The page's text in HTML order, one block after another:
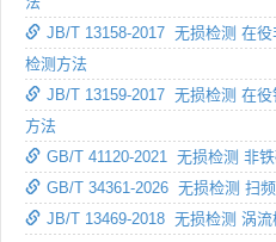
JB/T 13158-2017 无损检测 在役
检测方法
JB/T 13159-2017 无损检测 在
方法
GB/T 41120-2021 无损检测 非
GB/T 34361-2026 无损检测 扫
JB/T 13469-2018 无损检测 涡